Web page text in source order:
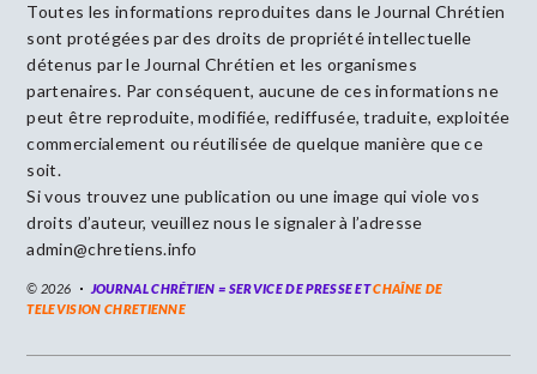
Toutes les informations reproduites dans le Journal Chrétien
sont protégées par des droits de propriété intellectuelle
détenus par le Journal Chrétien et les organismes
partenaires. Par conséquent, aucune de ces informations ne
peut être reproduite, modifiée, rediffusée, traduite, exploitée
commercialement ou réutilisée de quelque manière que ce
soit.
Si vous trouvez une publication ou une image qui viole vos
droits d’auteur, veuillez nous le signaler à l’adresse
admin@chretiens.info
© 2026 JOURNAL CHRÉTIEN = SERVICE DE PRESSE ETCHAÎNE DE
TELEVISION CHRETIENNE